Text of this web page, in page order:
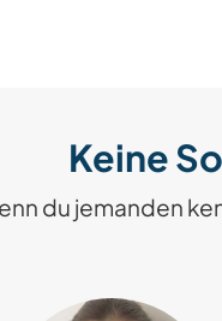
Keine
du jemanden